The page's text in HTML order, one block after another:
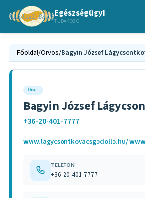
Egészségügyi
TUDAKOZÓ
Főoldal/Orvos/
Orvos
Bagyin József
+36-20-401-7777
www.lagycsontkovacsgodollo.hu/
TELEFON
+36-20-401-7777